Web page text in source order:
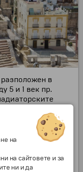
в
5 и 1 век пр.
Мурсия.
на
време това е
за обект на
на ЮНЕСКО.
на
на сайтовете и за
ни и да